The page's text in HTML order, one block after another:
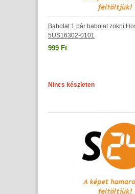
Babolat 1 pár babolat zokni
5US16302-0101
999 Ft
Nincs készleten